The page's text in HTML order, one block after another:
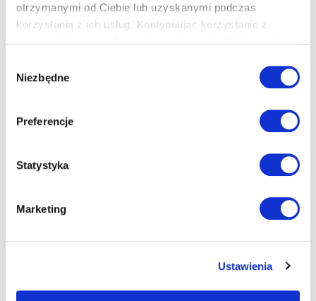
otrzymanymi od Ciebie lub uzyskanymi podczas
korzystania z ich usług. Kontynuując korzystanie z
zgody
Niezbędne
Preferencje
Statystyka
Marketing
Ustawienia